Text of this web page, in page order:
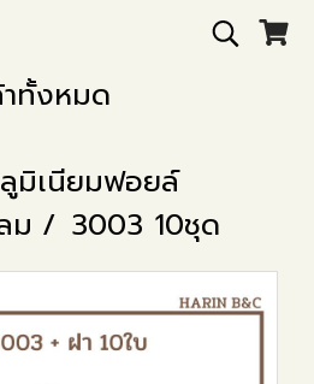
ทั้งหมด
มิเนียมฟอยล์
ม
3003 10ชุด